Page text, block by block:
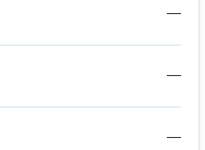
—
—
—